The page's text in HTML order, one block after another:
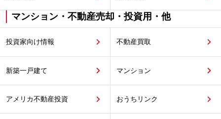
マンション・不動産売却・投資用・他
投資家向け情報 不動産買取
新築一戸建て マンション
アメリカ不動産投資 おうちリンク